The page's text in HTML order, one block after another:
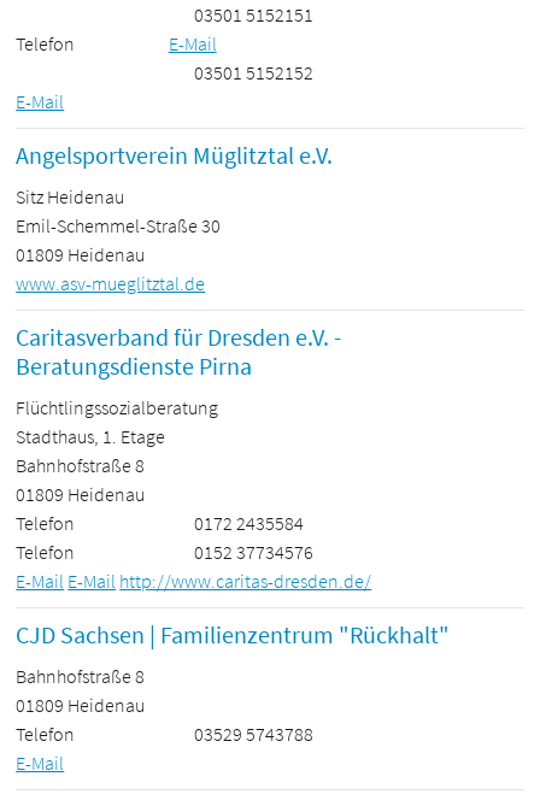
03501 5152151
E-Mail
Telefon
03501 5152152
E-Mail
Angelsportverein Müglitztal e.V.
Sitz Heidenau
Emil-Schemmel-Straße 30
01809 Heidenau
www.asv-mueglitztal.de
Caritasverband für Dresden e.V. -
Beratungsdienste Pirna
Flüchtlingssozialberatung
Stadthaus, 1. Etage
Bahnhofstraße 8
01809 Heidenau
Telefon
0172 2435584
Telefon
0152 37734576
E-Mail E-Mail http://www.caritas-dresden.de/
CJD Sachsen | Familienzentrum "Rückhalt"
Bahnhofstraße 8
01809 Heidenau
Telefon
03529 5743788
E-Mail